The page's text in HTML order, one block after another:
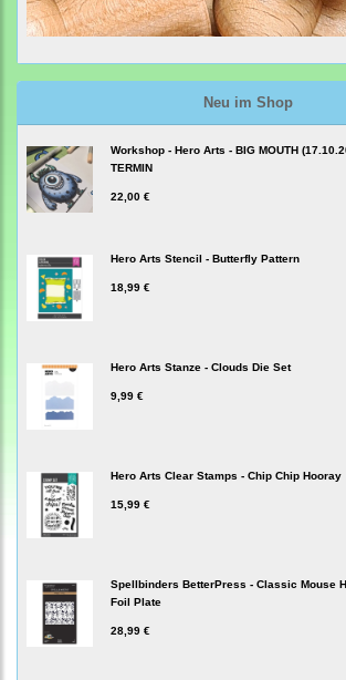
Neu im Shop
Workshop - Hero Arts - BIG MOUTH
TERMIN
22,00 €
Hero Arts Stencil - Butterfly Pattern
18,99 €
Hero Arts Stanze - Clouds Die Set
9,99 €
Hero Arts Clear Stamps - Chip Chip Hooray
15,99 €
Spellbinders BetterPress - Classic Mouse
Foil Plate
28,99 €